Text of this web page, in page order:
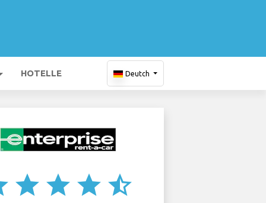
HOTELLE Deutch
star star star star_half